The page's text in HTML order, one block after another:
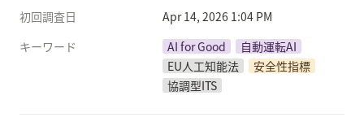
初回調査日
Apr 14, 2026 1:04 PM
キーワード
AI for Good
自動運転AI
EU人工知能法
安全性指標
協調型ITS